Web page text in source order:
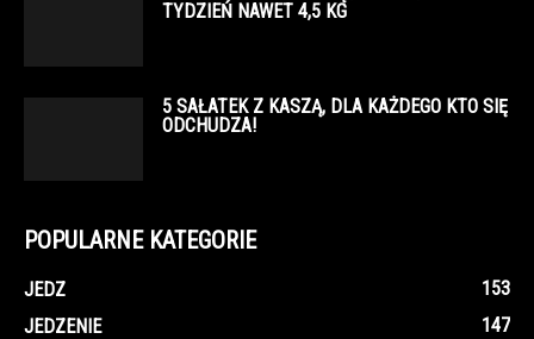
TYDZIEŃ NAWET 4,5 KG
5 SAŁATEK Z KASZĄ, DLA KAŻDEGO KTO SIĘ
ODCHUDZA!
POPULARNE KATEGORIE
JEDZ
153
JEDZENIE
147